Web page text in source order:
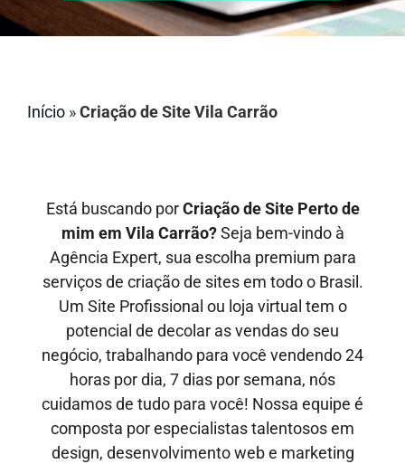
Início »Criação de Site Vila Carrão
Está buscando porCriação de Site Perto de
mim em Vila Carrão?Seja bem-vindo à
Agência Expert, sua escolha premium para
serviços de criação de sites em todo o Brasil.
Um Site Profissional ou loja virtual tem o
potencial de decolar as vendas do seu
negócio, trabalhando para você vendendo 24
horas por dia, 7 dias por semana, nós
cuidamos de tudo para você! Nossa equipe é
composta por especialistas talentosos em
design, desenvolvimento web e marketing